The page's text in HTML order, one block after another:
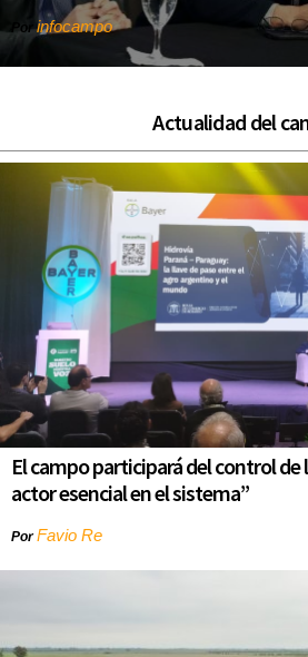
Porinfocampo
Actualidad del
El campo participará del control de
actor esencial en el sistema”
PorFavio Re